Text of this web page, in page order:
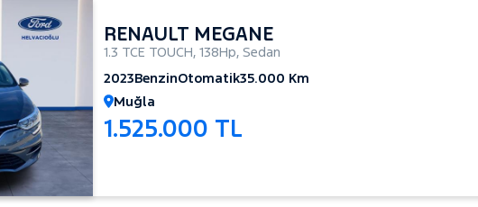
RENAULT MEGANE
1.3 TCE TOUCH, 138Hp, Sedan
2023BenzinOtomatik35.000 Km
Muğla
1.525.000 TL